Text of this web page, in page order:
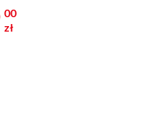
99 zł
00
zł